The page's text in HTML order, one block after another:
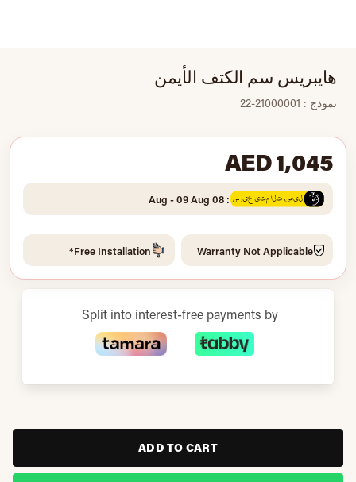
هايبريس سم الكتف الأيمن
نموذج : 21000001-22
AED 1,045
: 08 Aug - 09 Aug
Warranty Not Applicable
Free Installation*
Split into interest-free payments by
ADD TO CART